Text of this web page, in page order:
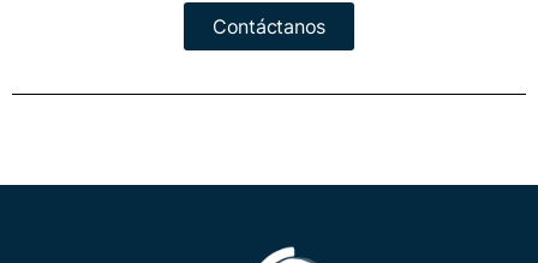
Contáctanos